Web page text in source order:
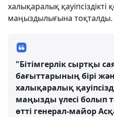
халықаралық
маңыздылығына тоқталды.
"Бітімгерлік сыртқы
бағыттарының бірі
халықаралық
маңызды үлесі болып
өтті генерал-майор